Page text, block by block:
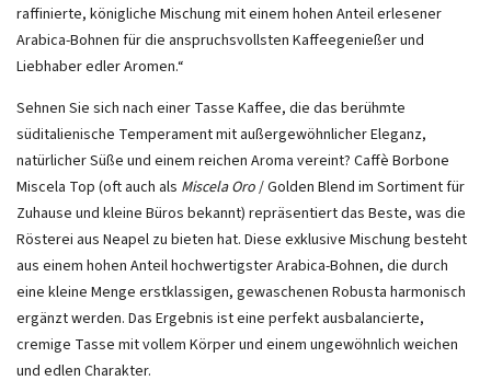
raffinierte, königliche Mischung mit einem hohen Anteil erlesener
Arabica-Bohnen für die anspruchsvollsten Kaffeegenießer und
Liebhaber edler Aromen.“
Sehnen Sie sich nach einer Tasse Kaffee, die das berühmte
süditalienische Temperament mit außergewöhnlicher Eleganz,
natürlicher Süße und einem reichen Aroma vereint? Caffè Borbone
Miscela Top (oft auch als Miscela Oro/ Golden Blend im Sortiment für
Zuhause und kleine Büros bekannt) repräsentiert das Beste, was die
Rösterei aus Neapel zu bieten hat. Diese exklusive Mischung besteht
aus einem hohen Anteil hochwertigster Arabica-Bohnen, die durch
eine kleine Menge erstklassigen, gewaschenen Robusta harmonisch
ergänzt werden. Das Ergebnis ist eine perfekt ausbalancierte,
cremige Tasse mit vollem Körper und einem ungewöhnlich weichen
und edlen Charakter.